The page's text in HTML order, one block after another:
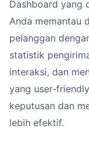
Dashboard yang
Anda memantau
pelanggan
statistik
interaksi, dan
yang user-
keputusan dan
lebih efektif.